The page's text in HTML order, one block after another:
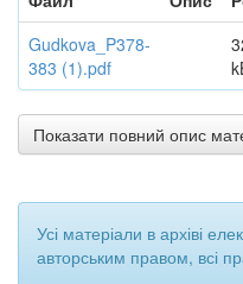
Gudkova_P378-
383 (1).pdf
Показати повний опис
Усі матеріали в архіві
авторським правом, всі